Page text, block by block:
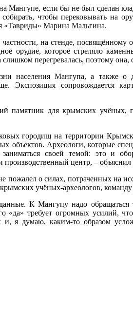
если бы не был сделан
чтобы перековывать на
«Тавриды» Марина Мальгина.
на стенде,
орудие, которое стреляло
перегревалась, поэтому она,
населения Мангупа, а также о
Экспозиция сопровождается
памятник для крымских учёных,
городищ на территории
объектов. Археологи, которые
своей темой: это и
центр, – объяснил
о силах, потраченных на
учёных-археологов,
К Мангупу надо обращаться
требует огромных усилий,
я думаю, каким-то образом